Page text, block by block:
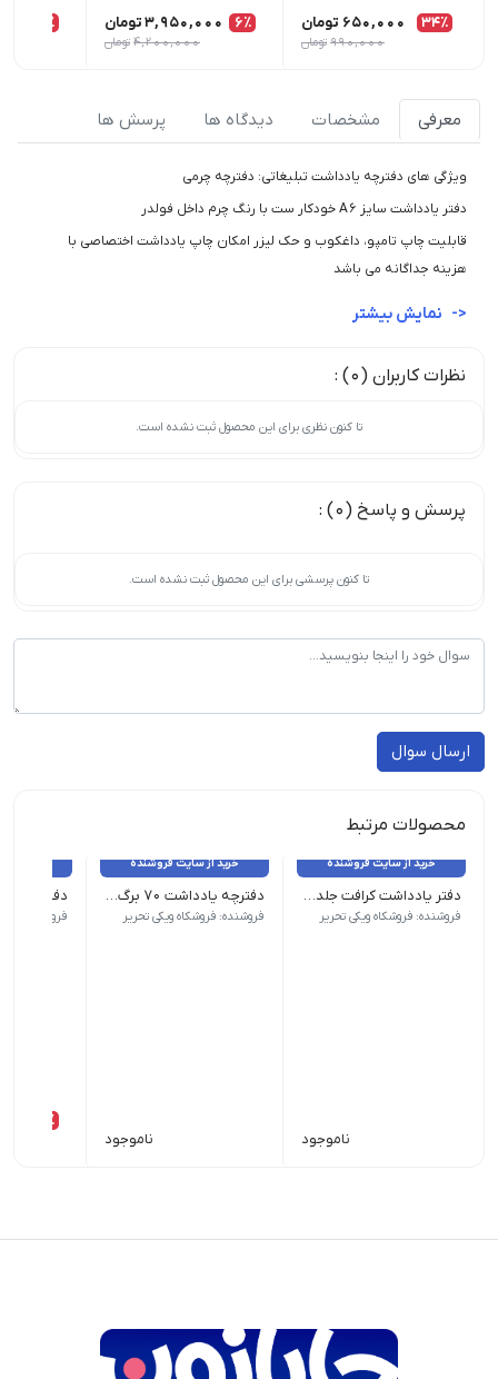
34٪ 650,000 تومان
990,000 تومان
6٪ 3,950,000تومان
4,200,000 تومان
5٪
معرفی مشخصات دیدگاه ها پرسش ها
ویژگی های دفترچه یادداشت تبلیغاتی: دفترچه چرمی
دفتر یادداشت سایز A6 خودکار ست با رنگ چرم داخل فولدر
قابلیت چاپ تامپو، داغکوب و حک لیزر امکان چاپ یادداشت اختصاصی با
هزینه جداگانه می باشد
نظرات کاربران (0) :
تا کنون نظری برای این محصول ثبت نشده است.
پرسش و پاسخ (0) :
تا کنون پرسشی برای این محصول ثبت نشده است.
ارسال سوال
محصولات مرتبط
خرید از سایت فروشنده
دفتر یادداشت کرافت جلد سخت ۸۰ برگ وزن 200 گرم نام محصول| دفتر یادداشت کرافت جلد سخت 80 برگ جنس جلد| سخت نوع صحافی| فنری
فروشنده: فروشکاه ویکی تحریر
ناموجود
خرید از سایت فروشنده
دفترچه یادداشت ۷۰ برگ کیفی کرومی وزن 70 گرم نام محصول| دفترچه یادداشت 70 برگ کیفی کرومی طرح رنگ | رندوم ابعاد | متوسط
فروشنده: فروشکاه ویکی تحریر
ناموجود
دفتر
نام
فروشنده:
18٪